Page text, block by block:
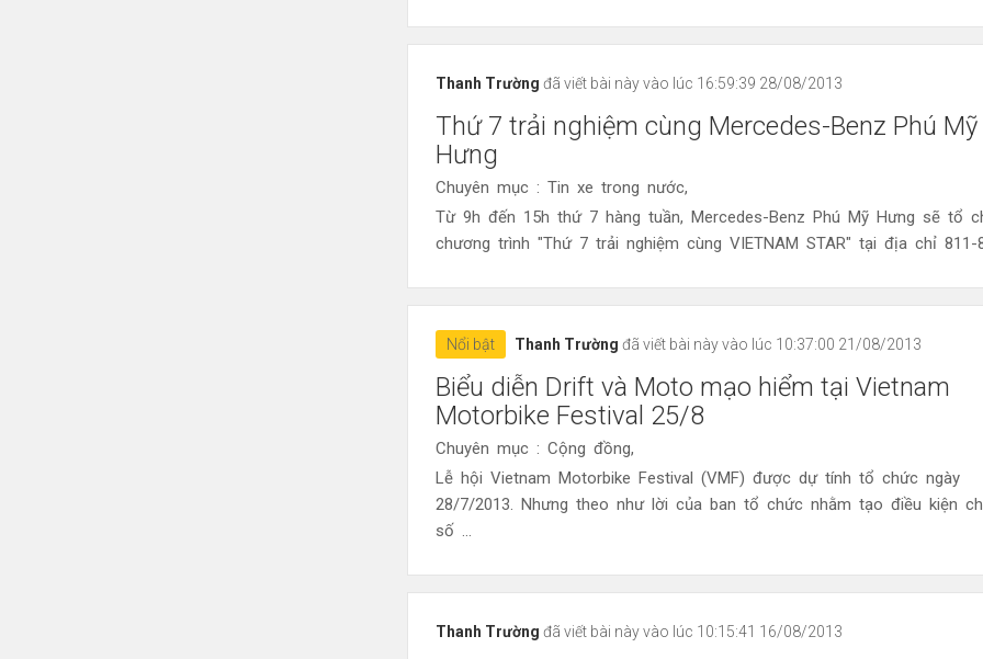
Thanh Trường đã viết bài này vào lúc 16:59:39 28/08/2013
Thứ 7 trải nghiệm cùng Mercedes-Benz Phú Mỹ
Hưng
Chuyên mục : Tin xe trong nước,
Từ 9h đến 15h thứ 7 hàng tuần, Mercedes-Benz Phú Mỹ Hưng sẽ tổ
chương trình "Thứ 7 trải nghiệm cùng VIETNAM STAR" tại địa chỉ 811-
Nổi bật Thanh Trường đã viết bài này vào lúc 10:37:00 21/08/2013
Biểu diễn Drift và Moto mạo hiểm tại Vietnam
Motorbike Festival 25/8
Chuyên mục : Cộng đồng,
Lễ hội Vietnam Motorbike Festival (VMF) được dự tính tổ chức ngày
28/7/2013. Nhưng theo như lời của ban tổ chức nhằm tạo điều kiện
số ...
Thanh Trường đã viết bài này vào lúc 10:15:41 16/08/2013